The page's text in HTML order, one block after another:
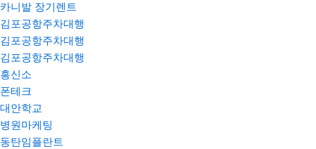
카니발 장기렌트
김포공항주차대행
김포공항주차대행
김포공항주차대행
흥신소
폰테크
대안학교
병원마케팅
동탄임플란트